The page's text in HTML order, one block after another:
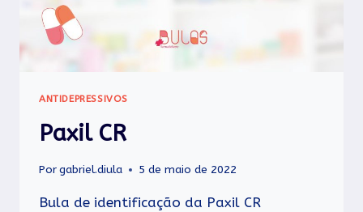
ANTIDEPRESSIVOS
Paxil CR
Porgabriel.diula 5 de maio de 2022
Bula de identificação da Paxil CR